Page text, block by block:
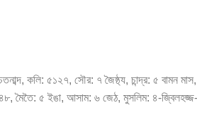
কলি: ৫১২৭, সৌর: ৭ জৈষ্ঠ্য, চান্দ্র: ৫ বামন
মৈতৈ: ৫ ইঙা, আসাম: ৬ জেঠ, মুসলিম: ৪-